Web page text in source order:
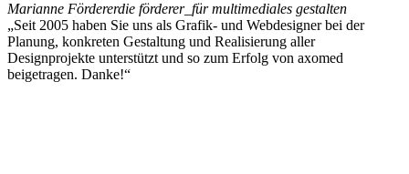
Marianne Fördererdie förderer_für multimediales gestalten
„Seit 2005 haben Sie uns als Grafik- und Webdesigner bei der
Planung, konkreten Gestaltung und Realisierung aller
Designprojekte unterstützt und so zum Erfolg von axomed
beigetragen. Danke!“